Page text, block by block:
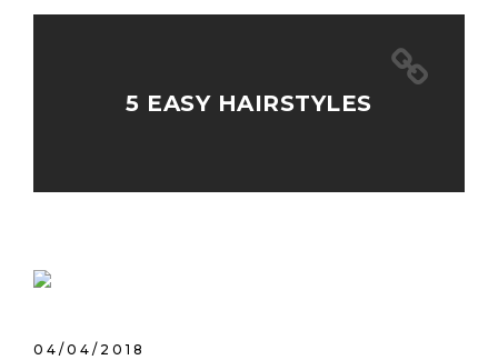
5 EASY HAIRSTYLES
04/04/2018